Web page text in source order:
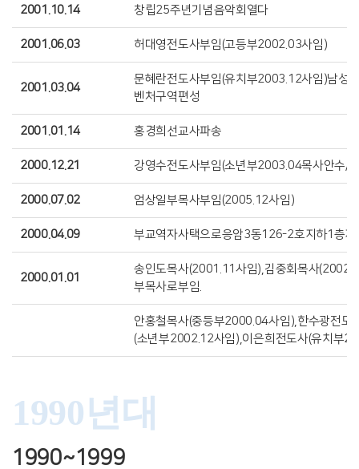
2001.10.14 창립25주년기념음악회열다
2001.06.03 허대영전도사부임(고등부2002.03사임)
2001.03.04
문혜란전도사부임(유치부2003.12사임)남성
벤처구역편성
2001.01.14 홍경희선교사파송
2000.12.21 강영수전도사부임(소년부2003.04목사안수/
2000.07.02 엄상일부목사부임(2005.12사임)
2000.04.09 부교역자사택으로응암3동126-2호지하1층지
2000.01.01
송인도목사(2001.11사임),김중회목사
부목사로부임.
안홍철목사(중등부2000.04사임),한수광전도
(소년부2002.12사임),이은희전도사(유치부
1990년대
1990~1999